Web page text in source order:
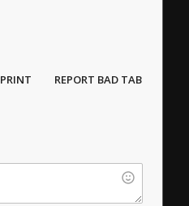
PRINT REPORT BAD TAB